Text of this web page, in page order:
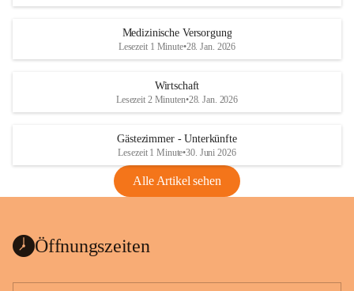
Medizinische Versorgung
Lesezeit 1 Minute•28. Jan. 2026
Wirtschaft
Lesezeit 2 Minuten•28. Jan. 2026
Gästezimmer - Unterkünfte
Lesezeit 1 Minute•30. Juni 2026
Alle Artikel sehen
Öffnungszeiten